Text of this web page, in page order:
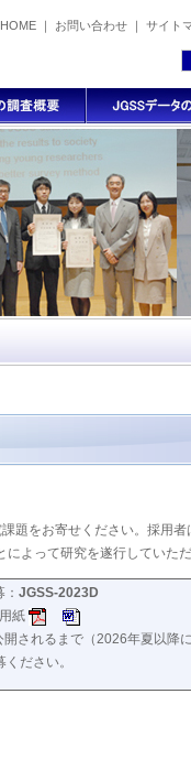
HOME ｜ お問い合わせ ｜ サイト
題をお寄せください。採用
よって研究を遂行していただ
JGSS-2023D
紙
されるまで（2026年夏以降に
ださい。